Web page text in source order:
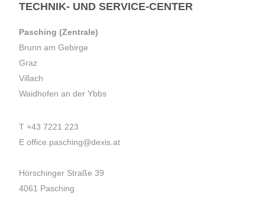
TECHNIK- UND SERVICE-CENTER
Pasching (Zentrale)
Brunn am Gebirge
Graz
Villach
Waidhofen an der Ybbs
T +43 7221 223
E office.pasching@dexis.at
Hörschinger Straße 39
4061 Pasching